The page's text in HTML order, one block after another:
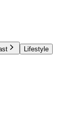
Lifestyle